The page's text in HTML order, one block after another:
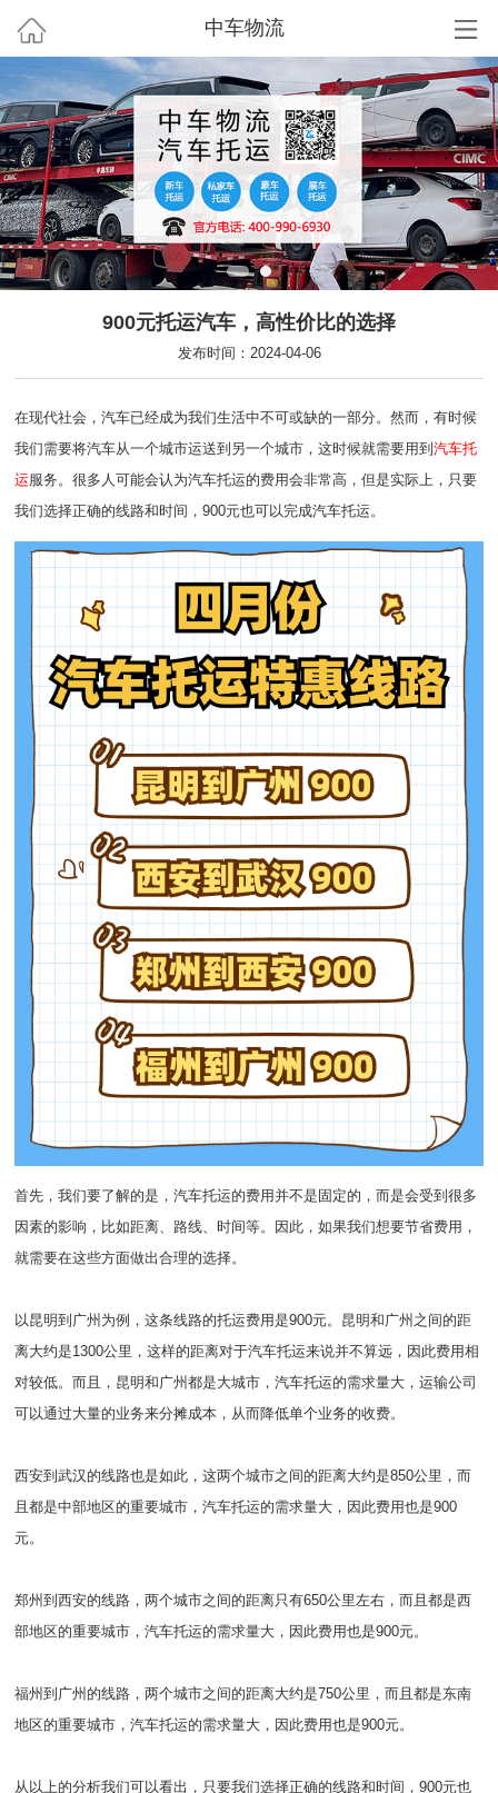
中车物流
900元托运汽车，高性价比的选择
发布时间：2024-04-06
在现代社会，汽车已经成为我们生活中不可或缺的一部分。然而，有时候
我们需要将汽车从一个城市运送到另一个城市，这时候就需要用到汽车托
运服务。很多人可能会认为汽车托运的费用会非常高，但是实际上，只要
我们选择正确的线路和时间，900元也可以完成汽车托运。
首先，我们要了解的是，汽车托运的费用并不是固定的，而是会受到很多
因素的影响，比如距离、路线、时间等。因此，如果我们想要节省费用，
就需要在这些方面做出合理的选择。
以昆明到广州为例，这条线路的托运费用是900元。昆明和广州之间的距
离大约是1300公里，这样的距离对于汽车托运来说并不算远，因此费用相
对较低。而且，昆明和广州都是大城市，汽车托运的需求量大，运输公司
可以通过大量的业务来分摊成本，从而降低单个业务的收费。
西安到武汉的线路也是如此，这两个城市之间的距离大约是850公里，而
且都是中部地区的重要城市，汽车托运的需求量大，因此费用也是900
元。
郑州到西安的线路，两个城市之间的距离只有650公里左右，而且都是西
部地区的重要城市，汽车托运的需求量大，因此费用也是900元。
福州到广州的线路，两个城市之间的距离大约是750公里，而且都是东南
地区的重要城市，汽车托运的需求量大，因此费用也是900元。
从以上的分析我们可以看出，只要我们选择正确的线路和时间，900元也